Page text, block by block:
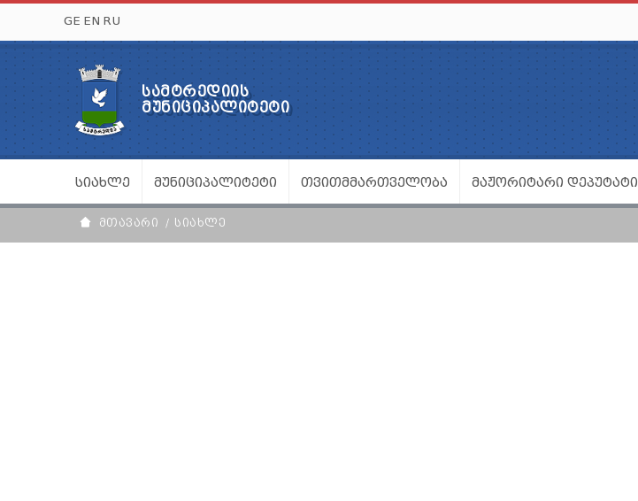
GE EN RU
ᲡᲐᲛᲢᲠᲔᲓᲘᲘᲡ
ᲛᲣᲜᲘᲪᲘᲞᲐᲚᲘᲢᲔᲢᲘ
ᲡᲘᲐᲮᲚᲔ ᲛᲣᲜᲘᲪᲘᲞᲐᲚᲘᲢᲔᲢᲘ ᲗᲕᲘᲗᲛᲛᲐᲠᲗᲕᲔᲚᲝᲑᲐ ᲛᲐᲟᲝᲠᲘᲢᲐᲠᲘ ᲓᲔᲞᲣᲢᲐᲢᲘ
ᲛᲗᲐᲕᲐᲠᲘ ᲡᲘᲐᲮᲚᲔ